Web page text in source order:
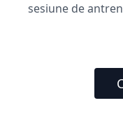
sesiune de